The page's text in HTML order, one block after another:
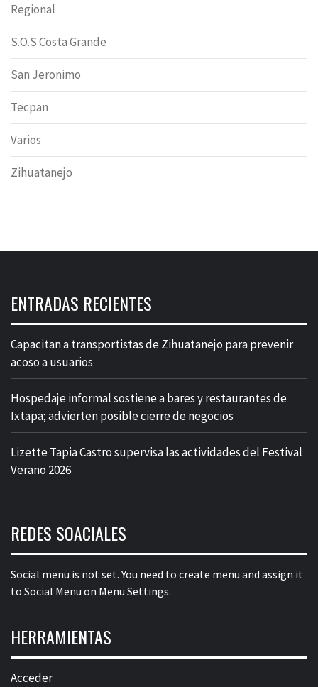
Regional
S.O.S Costa Grande
San Jeronimo
Tecpan
Varios
Zihuatanejo
ENTRADAS RECIENTES
Capacitan a transportistas de Zihuatanejo para prevenir
acoso a usuarios
Hospedaje informal sostiene a bares y restaurantes de
Ixtapa; advierten posible cierre de negocios
Lizette Tapia Castro supervisa las actividades del Festival
Verano 2026
REDES SOACIALES
Social menu is not set. You need to create menu and assign it
to Social Menu on Menu Settings.
HERRAMIENTAS
Acceder